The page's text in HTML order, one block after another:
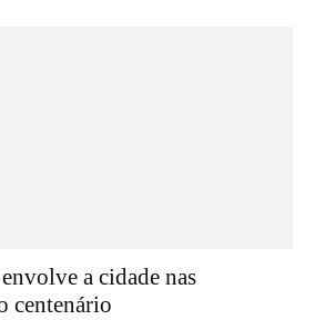
a cidade nas
centenário